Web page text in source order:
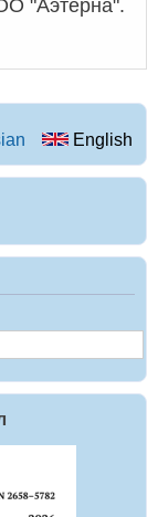
"Аэтерна".
English